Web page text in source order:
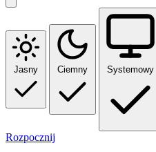
Jasny Ciemny Systemowy
Rozpocznij